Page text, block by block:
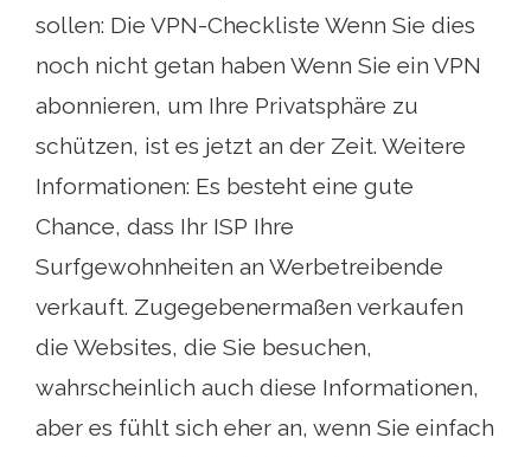
sollen: Die VPN-Checkliste Wenn Sie dies
noch nicht getan haben Wenn Sie ein VPN
abonnieren, um Ihre Privatsphäre zu
schützen, ist es jetzt an der Zeit. Weitere
Informationen: Es besteht eine gute
Chance, dass Ihr ISP Ihre
Surfgewohnheiten an Werbetreibende
verkauft. Zugegebenermaßen verkaufen
die Websites, die Sie besuchen,
wahrscheinlich auch diese Informationen,
aber es fühlt sich eher an, wenn Sie einfach